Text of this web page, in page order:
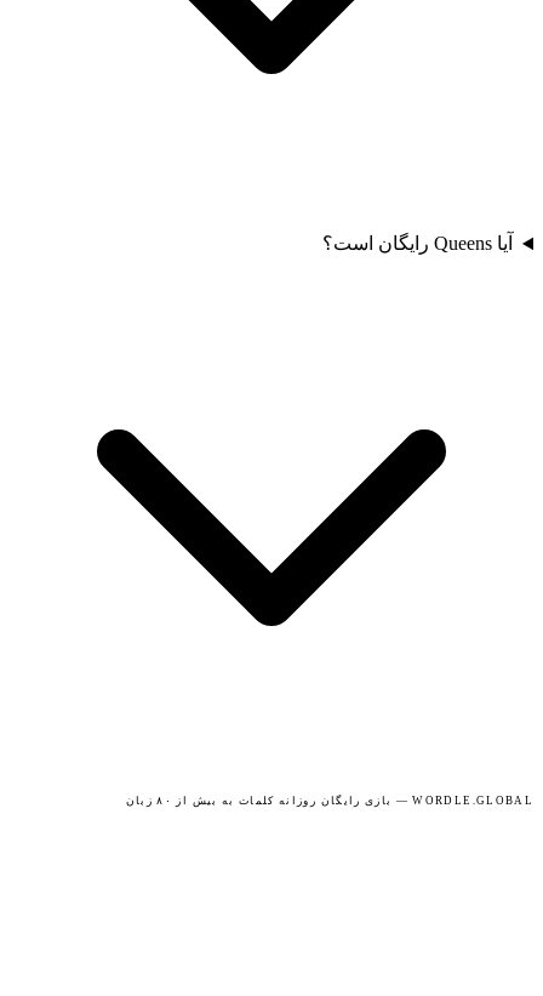
آیا Queens رایگان است؟
WORDLE.GLOBAL — بازی رایگان روزانه کلمات به بیش از ۸۰ زبان